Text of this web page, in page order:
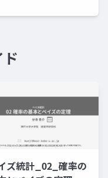
ズ統計_02_確率の